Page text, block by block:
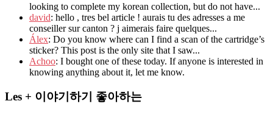
looking to complete my korean collection, but do not have...
david: hello , tres bel article ! aurais tu des adresses a me
conseiller sur canton ? j aimerais faire quelques...
Álex: Do you know where can I find a scan of the cartridge’s
sticker? This post is the only site that I saw...
Achoo: I bought one of these today. If anyone is interested in
knowing anything about it, let me know.
Les + 이야기하기 좋아하는